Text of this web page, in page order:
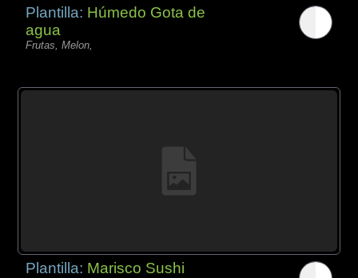
Plantilla: Húmedo Gota de
agua
Frutas, Melon,
Plantilla: Marisco Sushi